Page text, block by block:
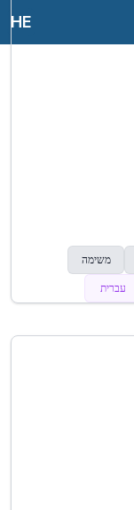
HE
משימה
עברית